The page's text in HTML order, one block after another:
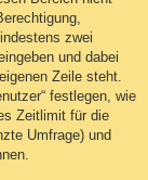
zwei
und dabei
Zeile steht.
festlegen, wie
Zeitlimit für die
Umfrage) und